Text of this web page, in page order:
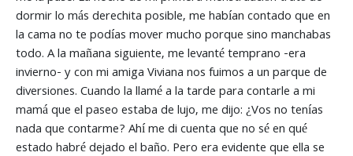
dormir lo más derechita posible, me habían contado que en
la cama no te podías mover mucho porque sino manchabas
todo. A la mañana siguiente, me levanté temprano -era
invierno- y con mi amiga Viviana nos fuimos a un parque de
diversiones. Cuando la llamé a la tarde para contarle a mi
mamá que el paseo estaba de lujo, me dijo: ¿Vos no tenías
nada que contarme? Ahí me di cuenta que no sé en qué
estado habré dejado el baño. Pero era evidente que ella se